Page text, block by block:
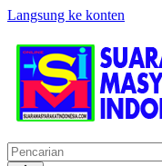
Langsung ke konten